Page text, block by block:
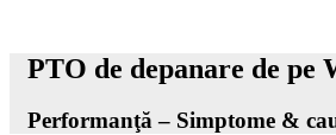
PTO de depanare de pe
Performanţă – Simptome &